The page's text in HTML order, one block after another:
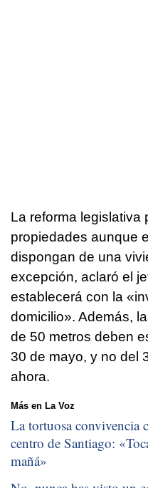
La reforma legislativa
propiedades aunque
dispongan de una
excepción, aclaró el
establecerá con la «
domicilio». Además,
de 50 metros deben
30 de mayo, y no del
ahora.
Más en La Voz
La tortuosa convivencia
centro de Santiago: «
mañá»